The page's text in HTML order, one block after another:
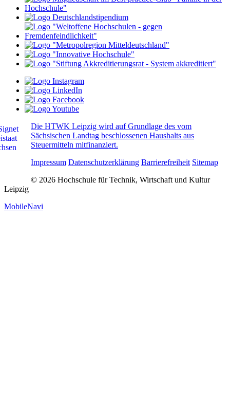
Die HTWK Leipzig wird auf Grundlage des vom
Sächsischen Landtag beschlossenen Haushalts aus
Steuermitteln mitfinanziert.
Impressum Datenschutzerklärung Barrierefreiheit Sitemap
© 2026 Hochschule für Technik, Wirtschaft und Kultur
Leipzig
MobileNavi